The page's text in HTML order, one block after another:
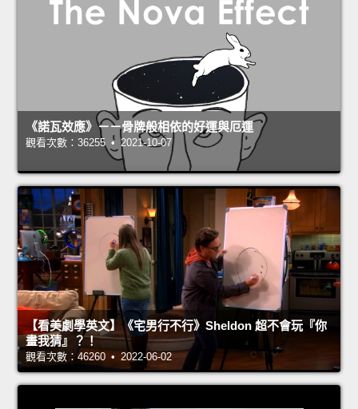
《諾瓦效應》－－骨牌般相依的好運與厄運
觀看次數：36255 • 2021-10-07
【看美劇學英文】《宅男行不行》Sheldon 超不會玩『你
畫我猜』？！
觀看次數：46260 • 2022-06-02